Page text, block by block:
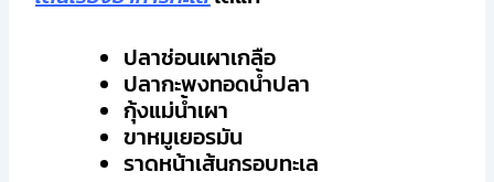
ปลาช่อนเผาเกลือ
ปลากะพงทอดน้ำปลา
กุ้งแม่น้ำเผา
ขาหมูเยอรมัน
ราดหน้าเส้นกรอบทะเล